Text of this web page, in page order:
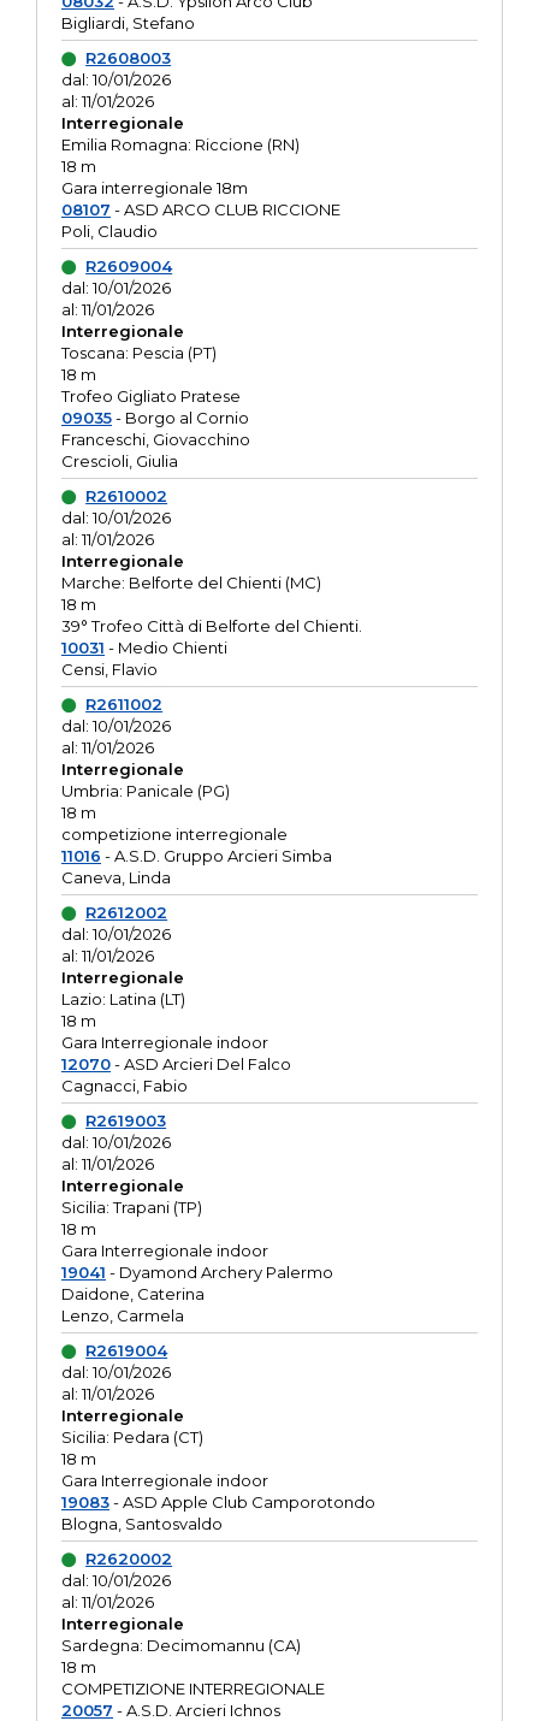
Bigliardi, Stefano
R2608003
dal: 10/01/2026
al: 11/01/2026
Interregionale
Emilia Romagna: Riccione (RN)
18 m
Gara interregionale 18m
08107 - ASD ARCO CLUB RICCIONE
Poli, Claudio
R2609004
dal: 10/01/2026
al: 11/01/2026
Interregionale
Toscana: Pescia (PT)
18 m
Trofeo Gigliato Pratese
09035- Borgo al Cornio
Franceschi, Giovacchino
Crescioli, Giulia
R2610002
dal: 10/01/2026
al: 11/01/2026
Interregionale
Marche: Belforte del Chienti (MC)
18 m
39° Trofeo Città di Belforte del Chienti.
10031 - Medio Chienti
Censi, Flavio
R2611002
dal: 10/01/2026
al: 11/01/2026
Interregionale
Umbria: Panicale (PG)
18 m
competizione interregionale
11016 - A.S.D. Gruppo Arcieri Simba
Caneva, Linda
R2612002
dal: 10/01/2026
al: 11/01/2026
Interregionale
Lazio: Latina (LT)
18 m
Gara Interregionale indoor
12070- ASD Arcieri Del Falco
Cagnacci, Fabio
R2619003
dal: 10/01/2026
al: 11/01/2026
Interregionale
Sicilia: Trapani (TP)
18 m
Gara Interregionale indoor
19041 - Dyamond Archery Palermo
Daidone, Caterina
Lenzo, Carmela
R2619004
dal: 10/01/2026
al: 11/01/2026
Interregionale
Sicilia: Pedara (CT)
18 m
Gara Interregionale indoor
19083- ASD Apple Club Camporotondo
Blogna, Santosvaldo
R2620002
dal: 10/01/2026
al: 11/01/2026
Interregionale
Sardegna: Decimomannu (CA)
18 m
COMPETIZIONE INTERREGIONALE
20057 - A.S.D. Arcieri Ichnos